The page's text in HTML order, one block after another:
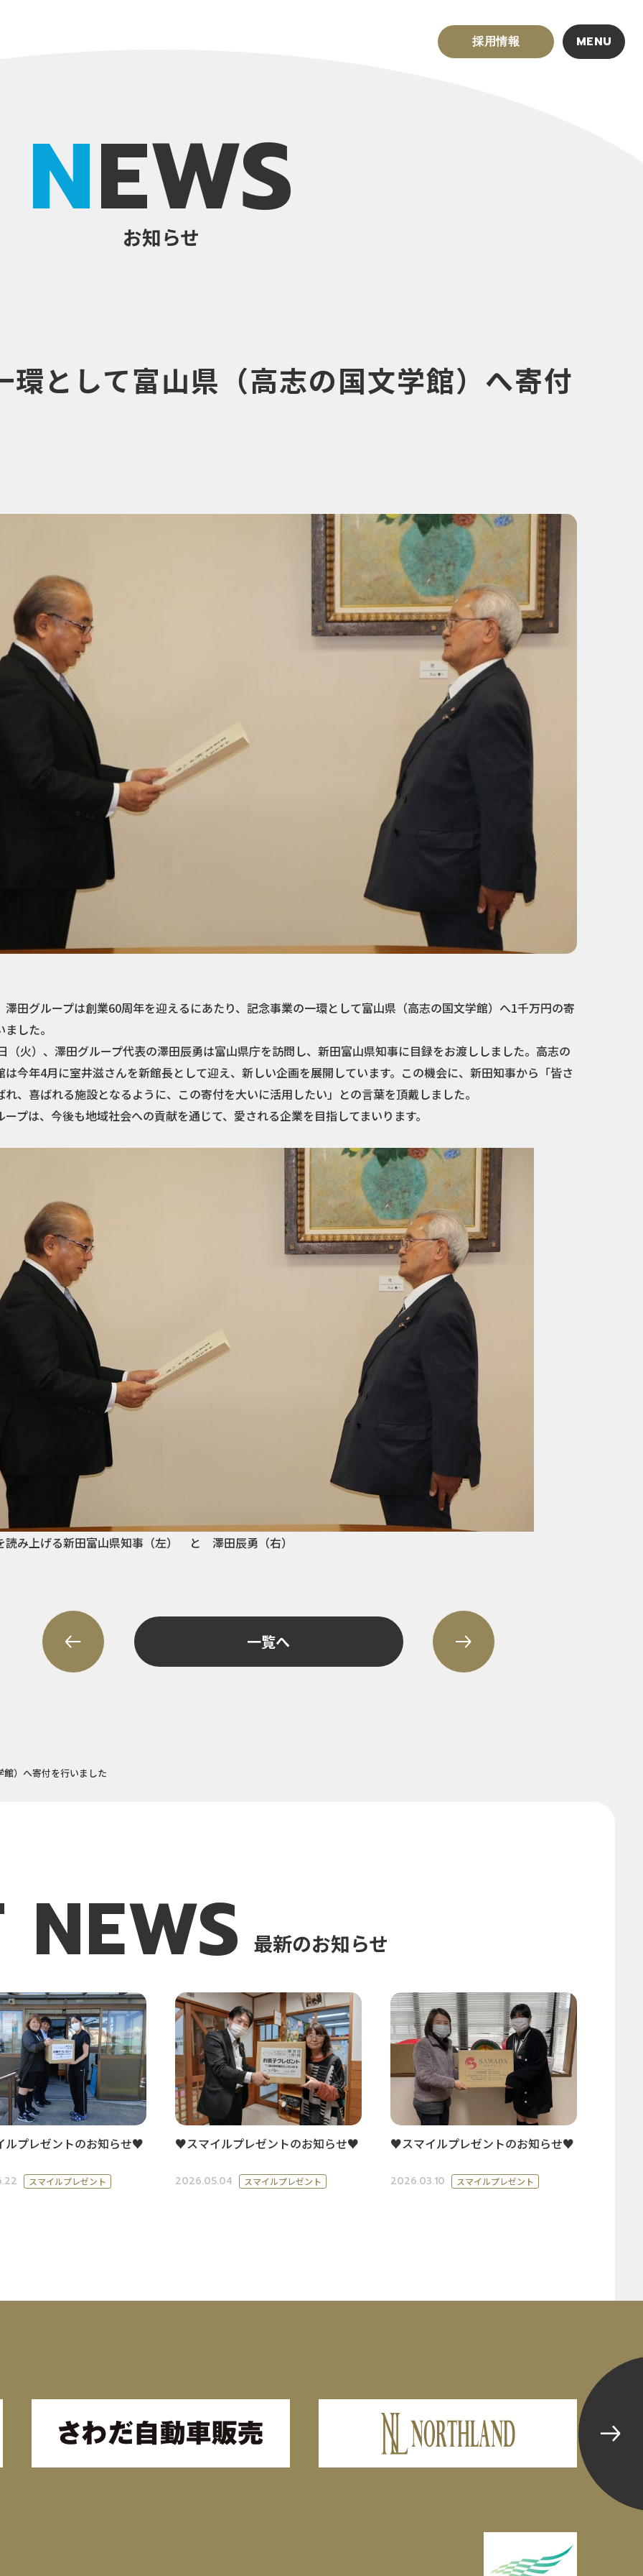
採用情報 MENU
NEWS
お知らせ
として富山県（高志の国文学館）へ寄付
澤田グループは創業60周年を迎えるにあたり、記念事業の一環として富山県（高志の国文学館）へ1千万円の寄
した。
（火）、澤田グループ代表の澤田辰勇は富山県庁を訪問し、新田富山県知事に目録をお渡ししました。高志の
は今年4月に室井滋さんを新館長として迎え、新しい企画を展開しています。この機会に、新田知事から「皆さ
れ、喜ばれる施設となるように、この寄付を大いに活用したい」との言葉を頂戴しました。
ープは、今後も地域社会への貢献を通じて、愛される企業を目指してまいります。
読み上げる新田富山県知事（左） と 澤田辰勇（右）
一覧へ
）へ寄付を行いました
NEWS 最新のお知らせ
プレゼントのお知らせ♥
スマイルプレゼント
♥スマイルプレゼントのお知らせ♥
2026.05.04 スマイルプレゼント
♥スマイルプレゼントのお知らせ♥
2026.03.10 スマイルプレゼント